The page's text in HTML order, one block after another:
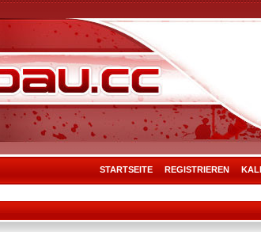
STARTSEITE REGISTRIEREN